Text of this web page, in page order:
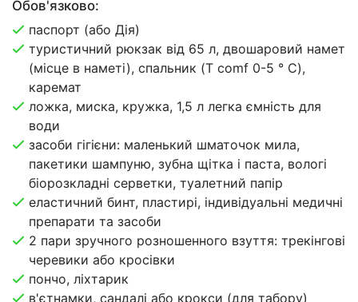
Обов'язково:
паспорт (або Дія)
туристичний рюкзак від 65 л, двошаровий намет
(місце в наметі), спальник (T comf 0-5 ° C),
каремат
ложка, миска, кружка, 1,5 л легка ємність для
води
засоби гігієни: маленький шматочок мила,
пакетики шампуню, зубна щітка і паста, вологі
біорозкладні серветки, туалетний папір
еластичний бинт, пластирі, індивідуальні медичні
препарати та засоби
2 пари зручного розношенного взуття: трекінгові
черевики або кросівки
пончо, ліхтарик
в'єтнамки, сандалі або крокси (для табору)